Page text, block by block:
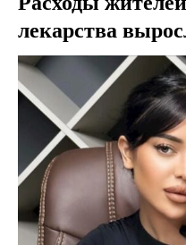
лекарства